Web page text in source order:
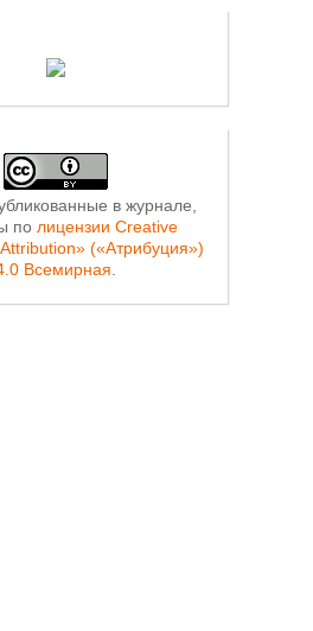
в журнале,
по лицензии Creative
(«Атрибуция»)
Всемирная